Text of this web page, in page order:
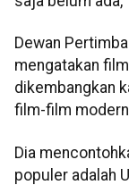
Dewan
mengatakan
dikembangkan
film-film
Dia
populer adalah